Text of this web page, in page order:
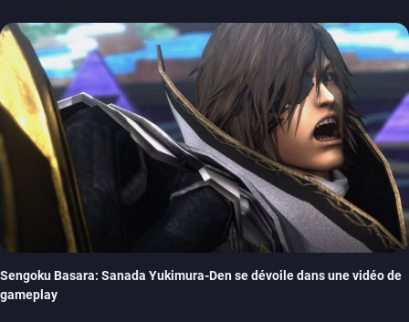
Sengoku Basara: Sanada Yukimura-Den se dévoile dans une vidéo de
gameplay